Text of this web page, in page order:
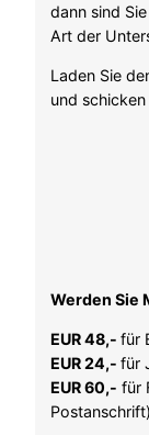
dann sind
Art der
Laden Sie
und schicken
Werden Sie
EUR 48,- für
EUR 24,- für
EUR 60,- für
Postanschrift)